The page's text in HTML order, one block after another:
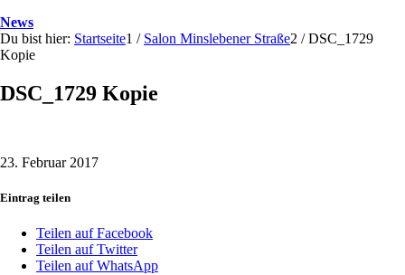
News
Du bist hier: Startseite1 / Salon Minslebener Straße2 / DSC_1729
Kopie
DSC_1729 Kopie
23. Februar 2017
Eintrag teilen
Teilen auf Facebook
Teilen auf Twitter
Teilen auf WhatsApp